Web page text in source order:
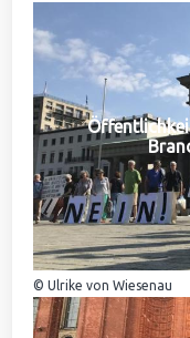
© Ulrike von Wiesenau